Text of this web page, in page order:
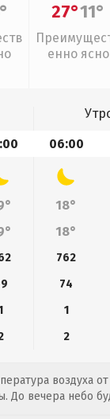
27°11°
енно ясно
06:00
18°
18°
762
74
1
2
воздуха
До вечера небо